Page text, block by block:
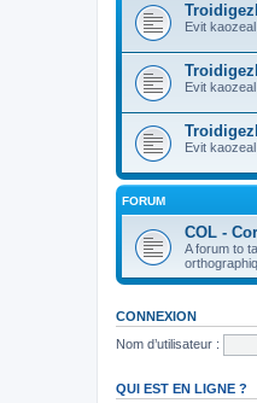
Evit
Evit
Evit
FORUM
COL -
A forum to
CONNEXION
Nom d’utilisateur :
QUI EST EN LIGNE ?